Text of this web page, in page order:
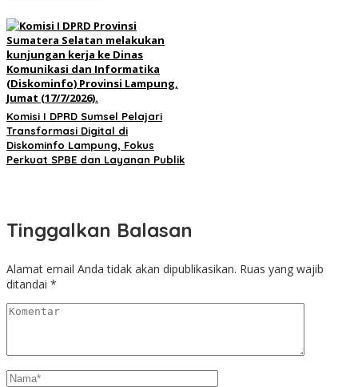
Komisi I DPRD Sumsel Pelajari
Transformasi Digital di
Diskominfo Lampung, Fokus
Perkuat SPBE dan Layanan Publik
Tinggalkan Balasan
Alamat email Anda tidak akan dipublikasikan. Ruas yang wajib
ditandai *